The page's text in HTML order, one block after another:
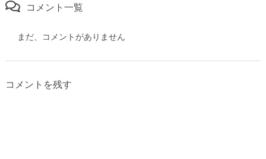
コメント一覧
まだ、コメントがありません
コメントを残す